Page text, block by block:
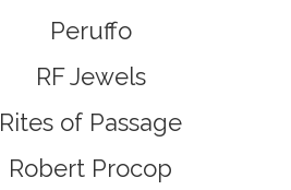
Peruffo
RF Jewels
Rites of Passage
Robert Procop